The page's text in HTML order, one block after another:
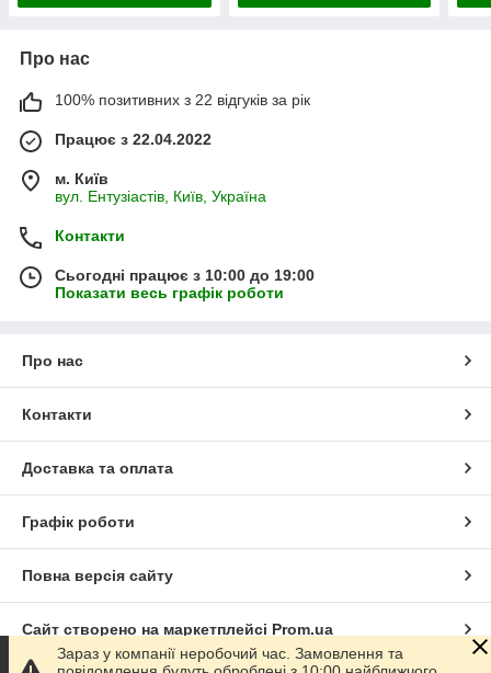
Про нас
100% позитивних з 22 відгуків за рік
Працює з 22.04.2022
м. Київ
вул. Ентузіастів, Київ, Україна
Контакти
Сьогодні працює з 10:00 до 19:00
Показати весь графік роботи
Про нас
Контакти
Доставка та оплата
Графік роботи
Повна версія сайту
Сайт створено на маркетплейсі Prom.ua
Зараз у компанії неробочий час. Замовлення та